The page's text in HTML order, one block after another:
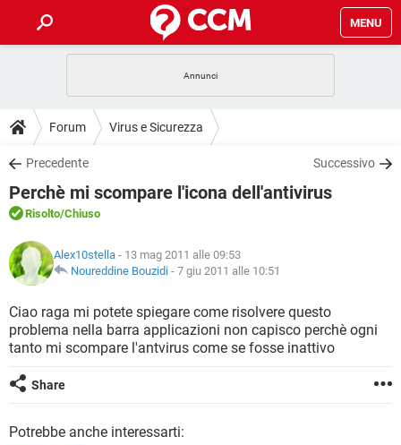
MENU
INTRATTENIMENTO ANDROID
iOS
INSTAGRAM WHATSAPP
TIKTOK
HARDWARE
GUIDE
COVID-19
iOS
INSTAGRAM
TIKTOK FACEBOOK
DOWNLOAD
COVID-19 GAMING
INTRATTENIMENTO
iOS WINDOWS 10
INSTAGRAM
TIKTOK FACEBOOK
HARDWARE
FORUM
COVID-19
INTRATTENIMENTO ANDROID
INSTAGRAM WHATSAPP
HARDWARE
GLOSSARIO
COVID-19
INTRATTENIMENTO ANDROID
iOS WINDOWS 10
INSTAGRAM
HARDWARE
Forum Virus e Sicurezza
Precedente Successivo
Perchè mi scompare l'icona dell'antivirus
Risolto/Chiuso
Alex10stella - 13 mag 2011 alle 09:53
Noureddine Bouzidi - 7 giu 2011 alle 10:51
Ciao raga mi potete spiegare come risolvere questo
problema nella barra applicazioni non capisco perchè ogni
tanto mi scompare l'antvirus come se fosse inattivo
Share
Potrebbe anche interessarti: